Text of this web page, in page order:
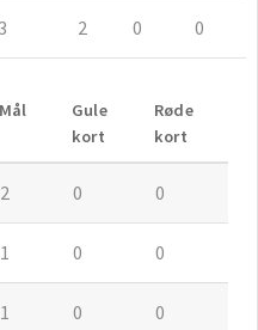
3 2 0 0
Mål
Gule
kort
Røde
kort
2 0 0
1 0 0
1 0 0